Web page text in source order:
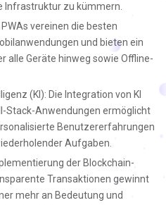
Infrastruktur zu kümmern.
vereinen die besten
und bieten ein
alle Geräte hinweg sowie Offline-
(KI): Die Integration von KI
Stack-Anwendungen ermöglicht
Benutzererfahrungen
Aufgaben.
der Blockchain-
Transaktionen gewinnt
mehr an Bedeutung und